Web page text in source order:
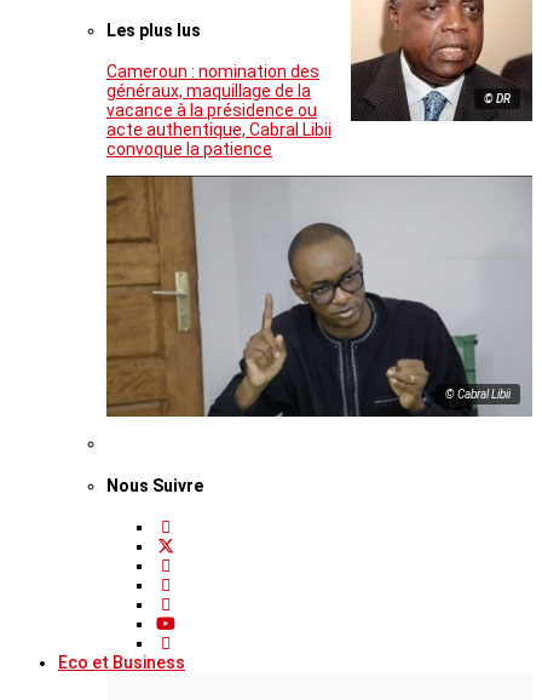
© DR
Les plus lus
Cameroun : nomination des
généraux, maquillage de la
vacance à la présidence ou
acte authentique, Cabral Libii
convoque la patience
© Cabral Libii
Nous Suivre
Eco et Business